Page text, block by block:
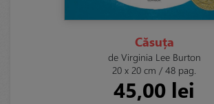
Căsuța
de Virginia Lee Burton
20 x 20 cm / 48 pag.
45,00 lei